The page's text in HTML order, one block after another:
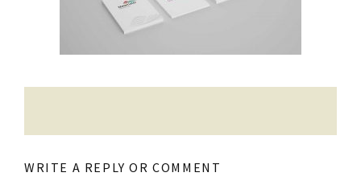
WRITE A REPLY OR COMMENT